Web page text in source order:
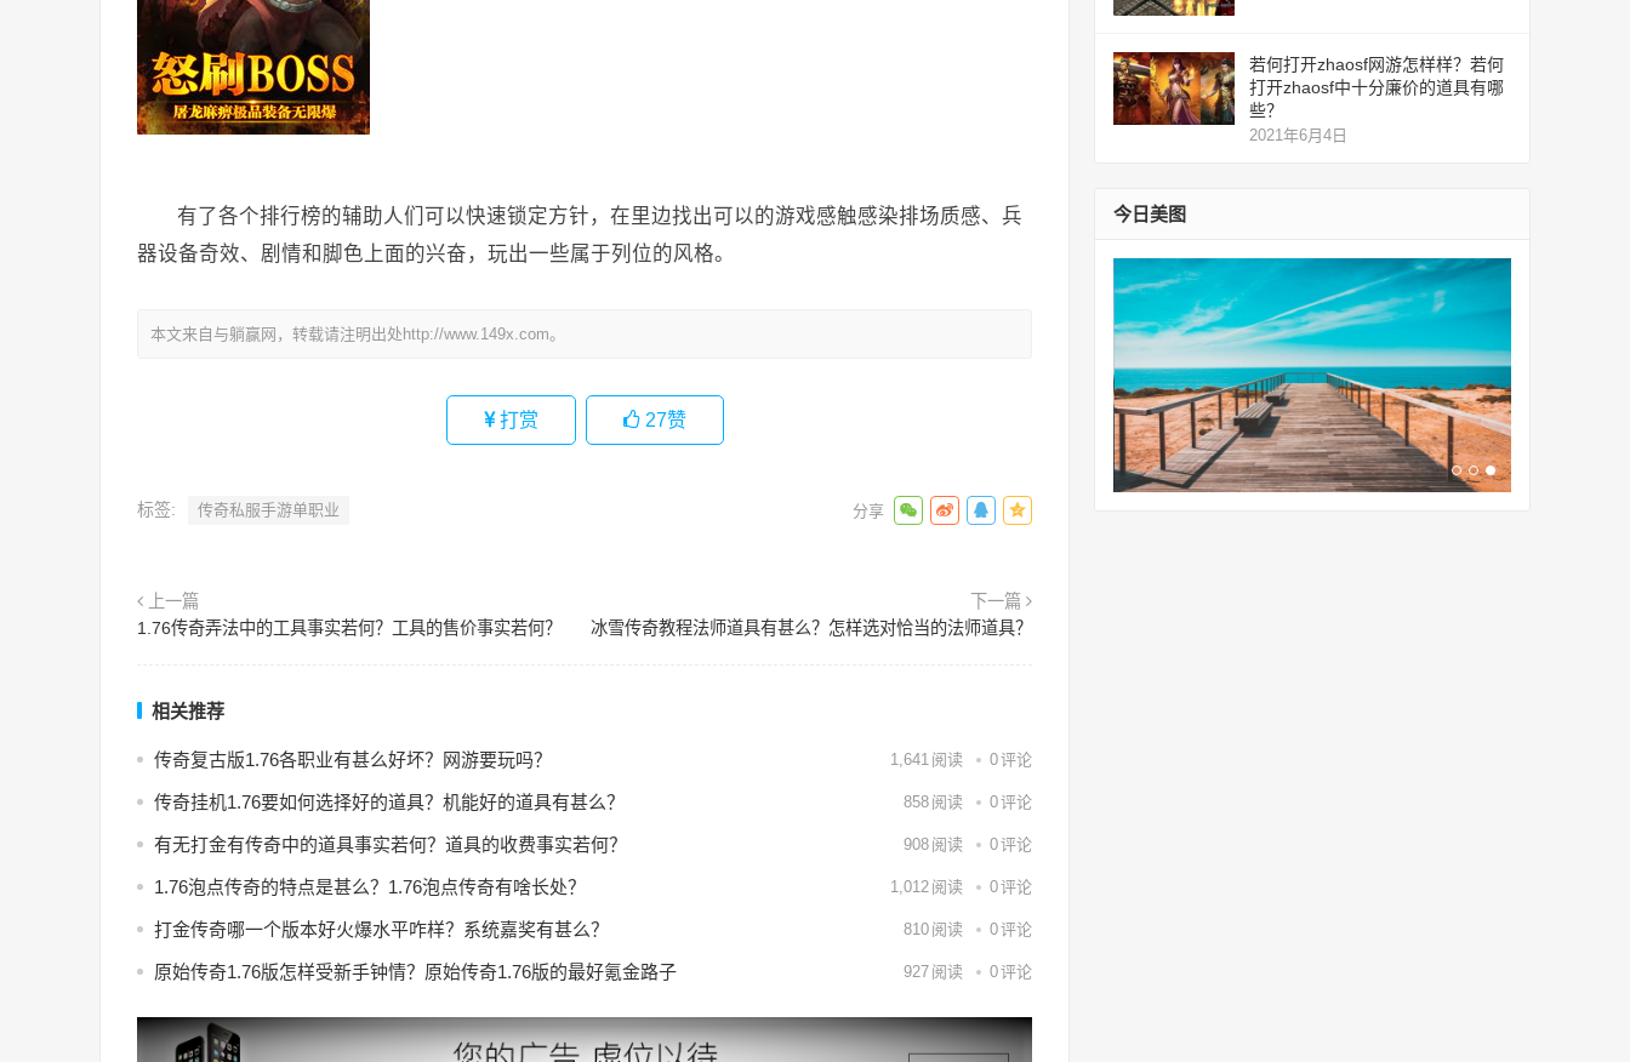
有了各个排行榜的辅助人们可以快速锁定方针，在里边找出可以的游戏感触感染排场质感、兵
器设备奇效、剧情和脚色上面的兴奋，玩出一些属于列位的风格。
本文来自与躺赢网，转载请注明出处http://www.149x.com。
打赏 27赞
标签: 传奇私服手游单职业
上一篇
1.76传奇弄法中的工具事实若何？工具的售价事实若何？
下一篇
冰雪传奇教程法师道具有甚么？怎样选对恰当的法师道具？
相关推荐
传奇复古版1.76各职业有甚么好坏？网游要玩吗？ 1,641 阅读 0评论
传奇挂机1.76要如何选择好的道具？机能好的道具有甚么？ 858 阅读 0评论
有无打金有传奇中的道具事实若何？道具的收费事实若何？ 908 阅读 0评论
1.76泡点传奇的特点是甚么？1.76泡点传奇有啥长处？ 1,012 阅读 0评论
打金传奇哪一个版本好火爆水平咋样？系统嘉奖有甚么？ 810 阅读 0评论
原始传奇1.76版怎样受新手钟情？原始传奇1.76版的最好氪金路子 927 阅读 0评论
若何打开zhaosf网游怎样样？若何
打开zhaosf中十分廉价的道具有哪
些？
2021年6月4日
今日美图